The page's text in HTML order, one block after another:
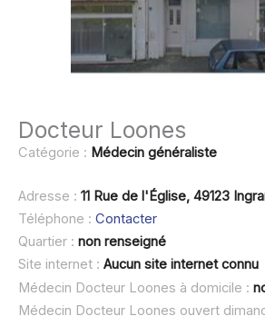
Docteur Loones
Catégorie : Médecin généraliste
Adresse : 11 Rue de l'Église, 49123
Téléphone : Contacter
Quartier : non renseigné
Site internet : Aucun site internet connu
Médecin Docteur Loones à domicile :
Médecin Docteur Loones ouvert